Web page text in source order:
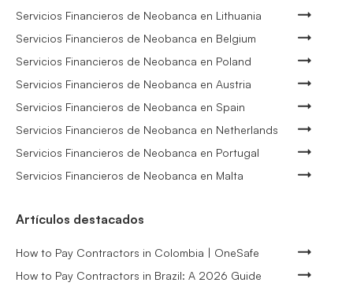
Servicios Financieros de Neobanca en Lithuania
Servicios Financieros de Neobanca en Belgium
Servicios Financieros de Neobanca en Poland
Servicios Financieros de Neobanca en Austria
Servicios Financieros de Neobanca en Spain
Servicios Financieros de Neobanca en Netherlands
Servicios Financieros de Neobanca en Portugal
Servicios Financieros de Neobanca en Malta
Artículos destacados
How to Pay Contractors in Colombia | OneSafe
How to Pay Contractors in Brazil: A 2026 Guide